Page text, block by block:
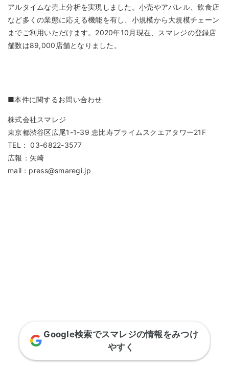
アルタイムな売上分析を実現しました。小売やアパレル、飲食店
など多くの業態に応える機能を有し、小規模から大規模チェーン
までご利用いただけます。2020年10月現在、スマレジの登録店
舗数は89,000店舗となりました。
■本件に関するお問い合わせ
株式会社スマレジ
東京都渋谷区広尾1-1-39 恵比寿プライムスクエアタワー21F
TEL： 03-6822-3577
広報：矢崎
mail：press@smaregi.jp
Google検索でスマレジの情報をみつけ
やすく